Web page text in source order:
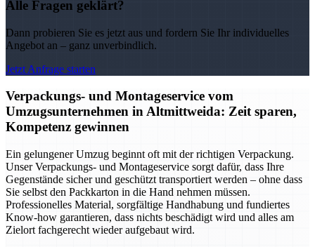
Alle Fragen geklärt?
Dann probieren Sie es jetzt aus und fordern Sie Ihr individuelles
Angebot an – ganz unverbindlich.
Jetzt Anfrage starten
Verpackungs- und Montageservice vom
Umzugsunternehmen in Altmittweida: Zeit sparen,
Kompetenz gewinnen
Ein gelungener Umzug beginnt oft mit der richtigen Verpackung.
Unser Verpackungs- und Montageservice sorgt dafür, dass Ihre
Gegenstände sicher und geschützt transportiert werden – ohne dass
Sie selbst den Packkarton in die Hand nehmen müssen.
Professionelles Material, sorgfältige Handhabung und fundiertes
Know-how garantieren, dass nichts beschädigt wird und alles am
Zielort fachgerecht wieder aufgebaut wird.